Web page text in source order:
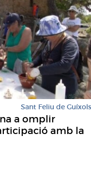
Sant Feliu de Guíxols
a omplir
amb la